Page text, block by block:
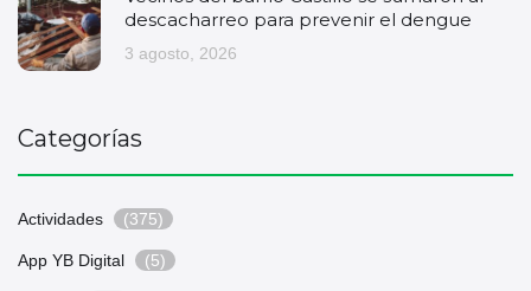
descacharreo para prevenir el dengue
3 agosto, 2026
Categorías
Actividades (375)
App YB Digital (5)